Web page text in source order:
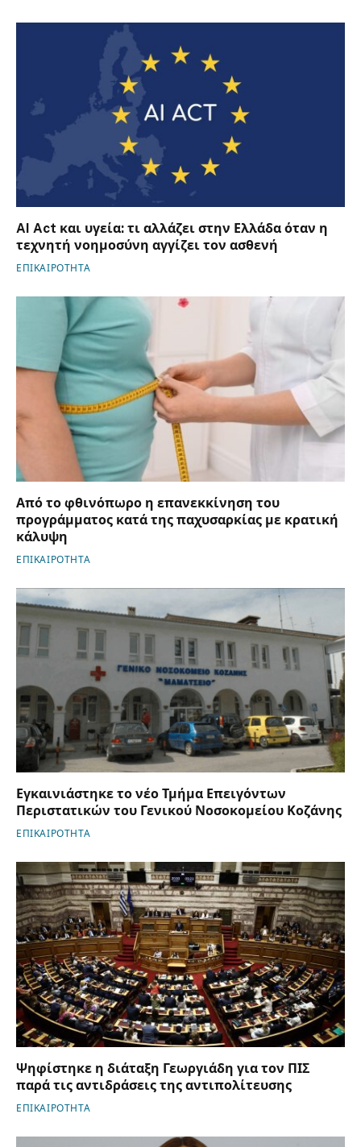
AI Act και υγεία: τι αλλάζει στην Ελλάδα όταν η
τεχνητή νοημοσύνη αγγίζει τον ασθενή
ΕΠΙΚΑΙΡΟΤΗΤΑ
Από το φθινόπωρο η επανεκκίνηση του
προγράμματος κατά της παχυσαρκίας με κρατική
κάλυψη
ΕΠΙΚΑΙΡΟΤΗΤΑ
Εγκαινιάστηκε το νέο Τμήμα Επειγόντων
Περιστατικών του Γενικού Νοσοκομείου Κοζάνης
ΕΠΙΚΑΙΡΟΤΗΤΑ
Ψηφίστηκε η διάταξη Γεωργιάδη για τον ΠΙΣ
παρά τις αντιδράσεις της αντιπολίτευσης
ΕΠΙΚΑΙΡΟΤΗΤΑ